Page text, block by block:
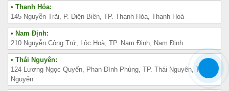
• Thanh Hóa:
145 Nguyễn Trãi, P. Điện Biên, TP. Thanh Hóa, Thanh Hoá
• Nam Định:
210 Nguyễn Công Trứ, Lộc Hoà, TP. Nam Định, Nam Định
• Thái Nguyên:
124 Lương Ngọc Quyến, Phan Đình Phùng, TP. Thái Nguyên, Thái
Nguyên